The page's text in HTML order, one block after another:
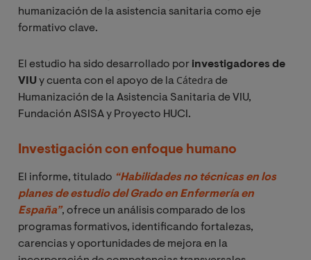
humanización de la asistencia sanitaria como eje
formativo clave.
El estudio ha sido desarrollado por investigadores de
VIU y cuenta con el apoyo de la Cátedra de
Humanización de la Asistencia Sanitaria de VIU,
Fundación ASISA y Proyecto HUCI.
Investigación con enfoque humano
El informe, titulado “Habilidades no técnicas en los
planes de estudio del Grado en Enfermería en
España”, ofrece un análisis comparado de los
programas formativos, identificando fortalezas,
carencias y oportunidades de mejora en la